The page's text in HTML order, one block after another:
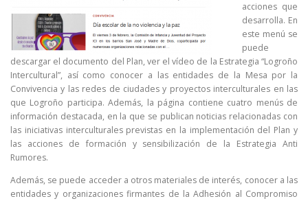
acciones que
desarrolla. En
este menú se
puede
descargar el documento del Plan, ver el vídeo de la Estrategia “Logroño
Intercultural”, así como conocer a las entidades de la Mesa por la
Convivencia y las redes de ciudades y proyectos interculturales en las
que Logroño participa. Además, la página contiene cuatro menús de
información destacada, en la que se publican noticias relacionadas con
las iniciativas interculturales previstas en la implementación del Plan y
las acciones de formación y sensibilización de la Estrategia Anti
Rumores.
Además, se puede acceder a otros materiales de interés, conocer a las
entidades y organizaciones firmantes de la Adhesión al Compromiso